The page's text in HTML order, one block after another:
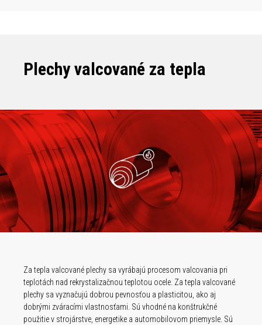
Plechy valcované za tepla
Za tepla valcované plechy sa vyrábajú procesom valcovania pri
teplotách nad rekrystalizačnou teplotou ocele. Za tepla valcované
plechy sa vyznačujú dobrou pevnosťou a plasticitou, ako aj
dobrými zváracími vlastnosťami. Sú vhodné na konštrukčné
použitie v strojárstve, energetike a automobilovom priemysle. Sú